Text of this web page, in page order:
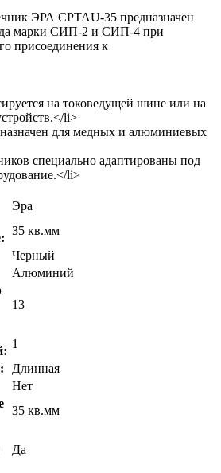
ЭРА CPTAU-35 предназначен
марки СИП-2 и СИП-4 при
присоединения к
на токоведущей шине или на
li>
для медных и алюминиевых
специально адаптированы под
li>
Эра
35 кв.мм
Черный
Алюминий
13
1
Длинная
Нет
35 кв.мм
Да